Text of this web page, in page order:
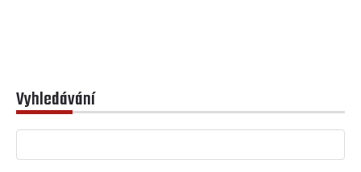
Vyhledávání